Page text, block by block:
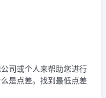
司或个人来帮助您进行
是点差。找到最低点差